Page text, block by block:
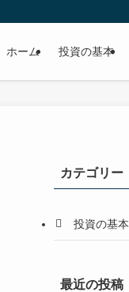
ホーム 投資の基本
カテゴリー
投資の基本
最近の投稿